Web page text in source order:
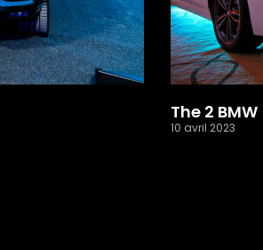
The 2 BMW
10 avril 2023